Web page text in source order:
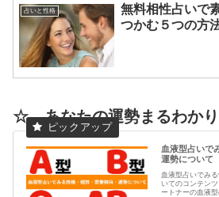
占いと性格
無料相性占いで
つかむ５つの方
☆ あなたの運勢まるわ
血液型占いで
運勢について
血液型占いでみ
いてのコンテン
ートナーの血液型